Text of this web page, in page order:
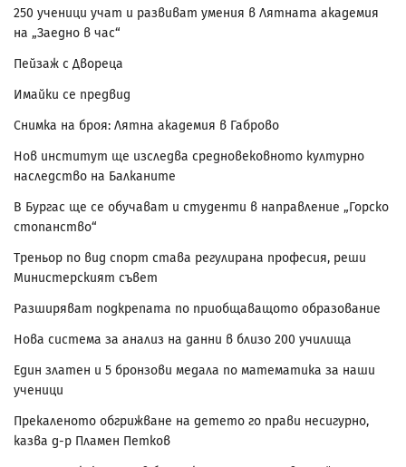
250 ученици учат и развиват умения в Лятната академия
на „Заедно в час“
Пейзаж с Двореца
Имайки се предвид
Снимка на броя: Лятна академия в Габрово
Нов институт ще изследва средновековното културно
наследство на Балканите
В Бургас ще се обучават и студенти в направление „Горско
стопанство“
Треньор по вид спорт става регулирана професия, реши
Министерският съвет
Разширяват подкрепата по приобщаващото образование
Нова система за анализ на данни в близо 200 училища
Един златен и 5 бронзови медала по математика за наши
ученици
Прекаленото обгрижване на детето го прави несигурно,
казва д-р Пламен Петков